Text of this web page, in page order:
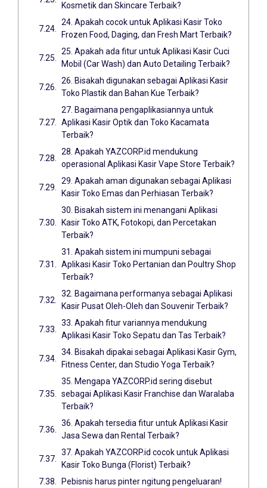
Kosmetik dan Skincare Terbaik?
24. Apakah cocok untuk Aplikasi Kasir Toko
Frozen Food, Daging, dan Fresh Mart Terbaik?
25. Apakah ada fitur untuk Aplikasi Kasir Cuci
Mobil (Car Wash) dan Auto Detailing Terbaik?
26. Bisakah digunakan sebagai Aplikasi Kasir
Toko Plastik dan Bahan Kue Terbaik?
27. Bagaimana pengaplikasiannya untuk
Aplikasi Kasir Optik dan Toko Kacamata
Terbaik?
28. Apakah YAZCORP.id mendukung
operasional Aplikasi Kasir Vape Store Terbaik?
29. Apakah aman digunakan sebagai Aplikasi
Kasir Toko Emas dan Perhiasan Terbaik?
30. Bisakah sistem ini menangani Aplikasi
Kasir Toko ATK, Fotokopi, dan Percetakan
Terbaik?
31. Apakah sistem ini mumpuni sebagai
Aplikasi Kasir Toko Pertanian dan Poultry Shop
Terbaik?
32. Bagaimana performanya sebagai Aplikasi
Kasir Pusat Oleh-Oleh dan Souvenir Terbaik?
33. Apakah fitur variannya mendukung
Aplikasi Kasir Toko Sepatu dan Tas Terbaik?
34. Bisakah dipakai sebagai Aplikasi Kasir Gym,
Fitness Center, dan Studio Yoga Terbaik?
35. Mengapa YAZCORP.id sering disebut
sebagai Aplikasi Kasir Franchise dan Waralaba
Terbaik?
36. Apakah tersedia fitur untuk Aplikasi Kasir
Jasa Sewa dan Rental Terbaik?
37. Apakah YAZCORP.id cocok untuk Aplikasi
Kasir Toko Bunga (Florist) Terbaik?
Pebisnis harus pinter ngitung pengeluaran!